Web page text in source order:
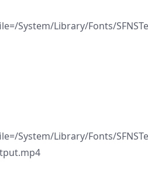
System/Library/Fonts/
System/Library/Fonts/